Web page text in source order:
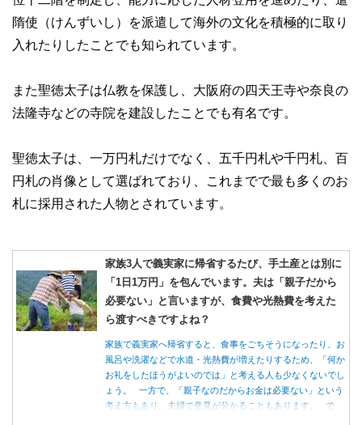
隋使（けんずいし）を派遣して海外の文化を積極的に取り
入れたりしたことでも知られています。
また聖徳太子は仏教を保護し、大阪府の四天王寺や奈良の
法隆寺などの寺院を建設したことでも有名です。
聖徳太子は、一万円札だけでなく、五千円札や千円札、百
円札の肖像として選ばれており、これまでで最も多くのお
札に採用された人物とされています。
家族3人で義実家に帰省するたび、手土産とは別に
「1日1万円」を包んでいます。夫は「親子だから
必要ない」と言いますが、食費や光熱費を考えた
ら渡すべきですよね？
家族で義実家へ帰省すると、食事をごちそうになったり、お
風呂や洗濯などで水道・光熱費が増えたりするため、「何か
お礼をしたほうがよいのでは」と考える人も少なくないでし
ょう。 一方で、「親子なのだからお金は必要ない」という
考え方もあり、夫婦で意見が分かることもあります。 で